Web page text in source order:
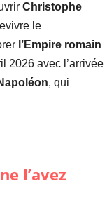
Christophe
le
l’Empire romain
2026 avec l’arrivée
, qui
l’avez